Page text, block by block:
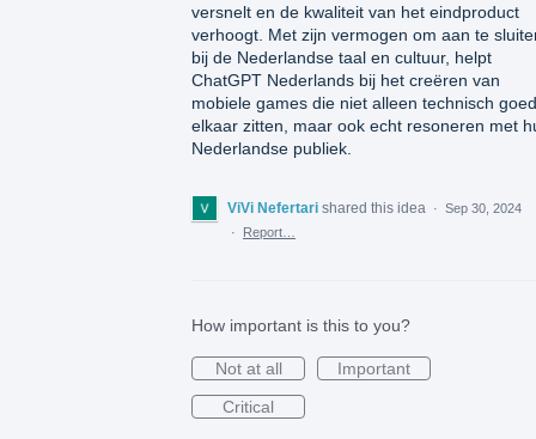
versnelt en de kwaliteit van het eindproduct
verhoogt. Met zijn vermogen om aan te
bij de Nederlandse taal en cultuur, helpt
ChatGPT Nederlands bij het creëren van
mobiele games die niet alleen technisch
elkaar zitten, maar ook echt resoneren met
Nederlandse publiek.
ViVi Nefertari shared this idea · Sep 30, 2024
·
Report…
How important is this to you?
Not at all
Important
Critical